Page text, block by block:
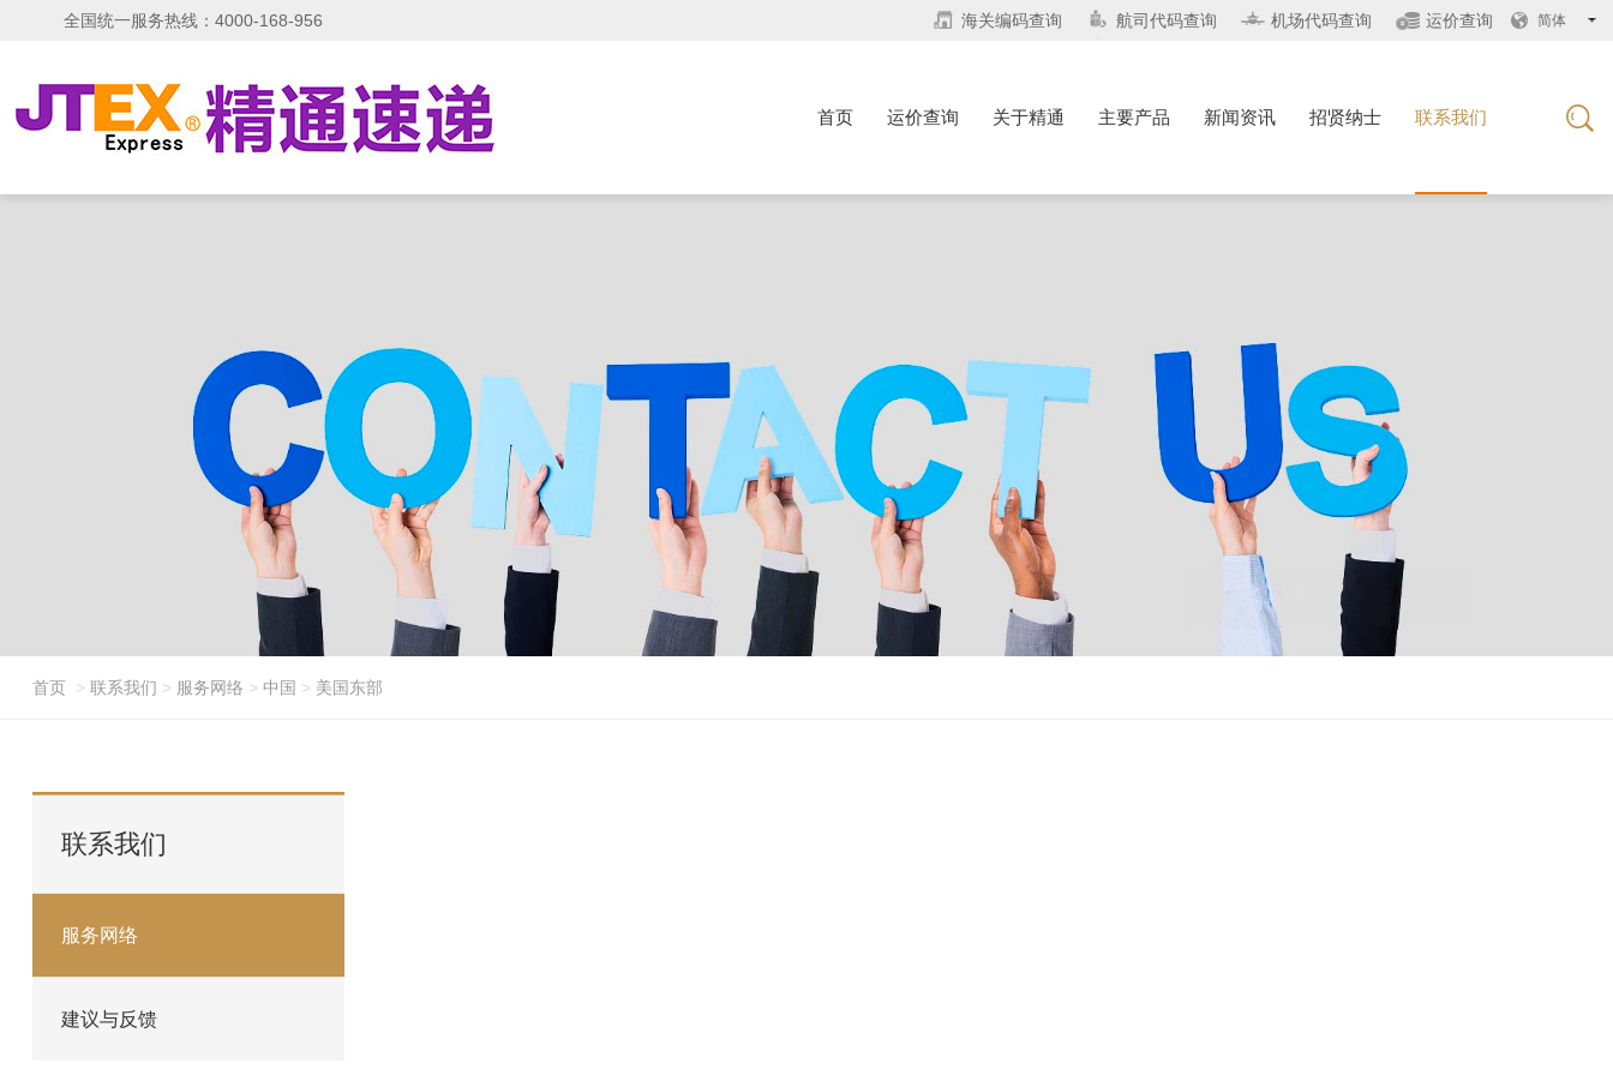
简体
运价查询
机场代码查询
航司代码查询
海关编码查询
全国统一服务热线：4000-168-956
首页 运价查询 关于精通 主要产品 新闻资讯 招贤纳士 联系我们
首页> 联系我们 > 服务网络 > 中国 > 美国东部
联系我们
服务网络
建议与反馈